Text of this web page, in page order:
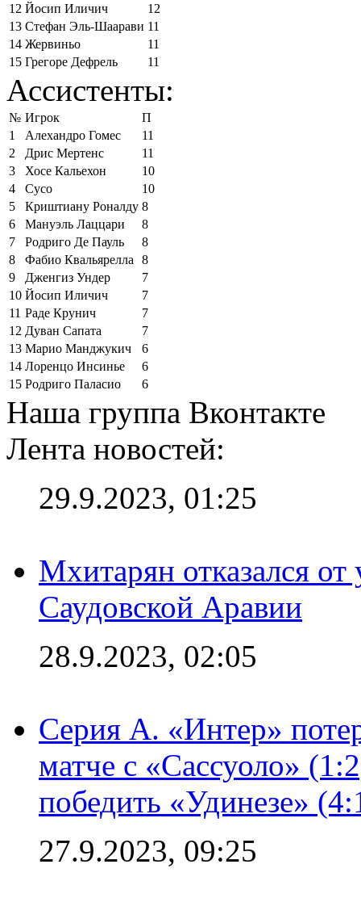
12 Йосип Иличич
12
13 Стефан Эль-Шаарави 11
14 Жервиньо
11
15 Грегоре Дефрель 11
Ассистенты:
№ Игрок
П
1
Алехандро Гомес
11
2
Дрис Мертенс
11
3
Хосе Кальехон
10
4
Сусо
10
5
Криштиану Роналду 8
6
Мануэль Лаццари
8
7
Родриго Де Пауль
8
8
Фабио Квальярелла
8
9
Дженгиз Ундер
7
10 Йосип Иличич
7
11 Раде Крунич
7
12 Дуван Сапата
7
13 Марио Манджукич
6
14 Лоренцо Инсинье
6
15 Родриго Паласио 6
Наша группа Вконтакте
Лента новостей:
29.9.2023, 01:25
Мхитарян отказался от
Саудовской Аравии
28.9.2023, 02:05
Серия А. «Интер»
матче с «Сассуоло»
победить «Удинезе»
27.9.2023, 09:25